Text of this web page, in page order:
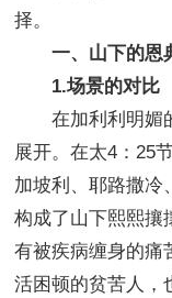
择。
一、山下的恩
1.场景的对比
在加利利明媚的
展开。在太4：25
加坡利、耶路撒冷
构成了山下熙熙攘
有被疾病缠身的痛
活困顿的贫苦人，